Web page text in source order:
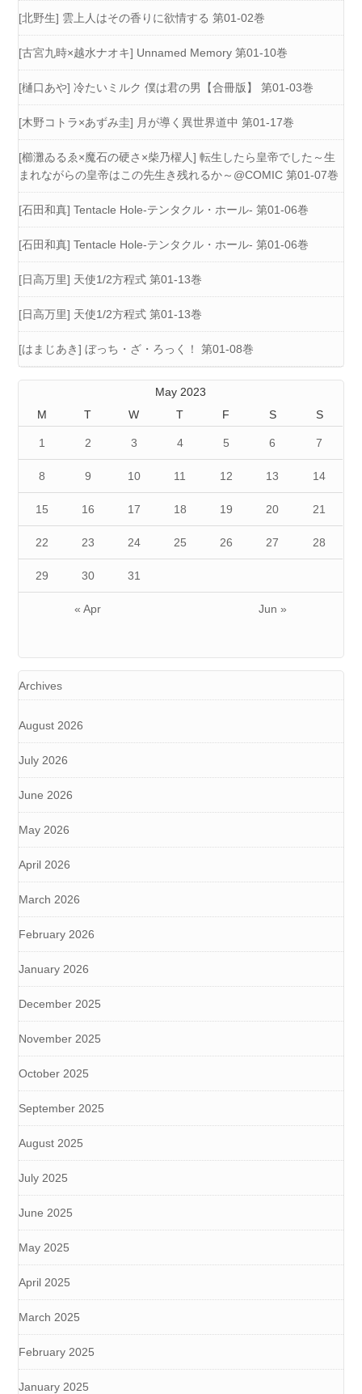
[北野生] 雲上人はその香りに欲情する 第01-02巻
[古宮九時×越水ナオキ] Unnamed Memory 第01-10巻
[樋口あや] 冷たいミルク 僕は君の男【合冊版】 第01-03巻
[木野コトラ×あずみ圭] 月が導く異世界道中 第01-17巻
[櫛灘ゐるゑ×魔石の硬さ×柴乃櫂人] 転生したら皇帝でした～生
まれながらの皇帝はこの先生き残れるか～@COMIC 第01-07巻
[石田和真] Tentacle Hole-テンタクル・ホール- 第01-06巻
[石田和真] Tentacle Hole-テンタクル・ホール- 第01-06巻
[日高万里] 天使1/2方程式 第01-13巻
[日高万里] 天使1/2方程式 第01-13巻
[はまじあき] ぼっち・ざ・ろっく！ 第01-08巻
May 2023
M
T W T F S S
« Apr Jun »
1 2 3 4 5 6 7
8 9 10 11 12 13 14
15 16 17 18 19 20 21
22 23 24 25 26 27 28
29 30 31
Archives
August 2026
July 2026
June 2026
May 2026
April 2026
March 2026
February 2026
January 2026
December 2025
November 2025
October 2025
September 2025
August 2025
July 2025
June 2025
May 2025
April 2025
March 2025
February 2025
January 2025